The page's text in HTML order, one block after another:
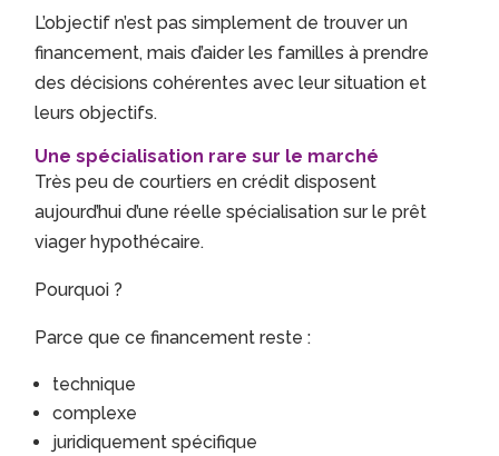
L’objectif n’est pas simplement de trouver un
financement, mais d’aider les familles à prendre
des décisions cohérentes avec leur situation et
leurs objectifs.
Une spécialisation rare sur le marché
Très peu de courtiers en crédit disposent
aujourd’hui d’une réelle spécialisation sur le prêt
viager hypothécaire.
Pourquoi ?
Parce que ce financement reste :
technique
complexe
juridiquement spécifique